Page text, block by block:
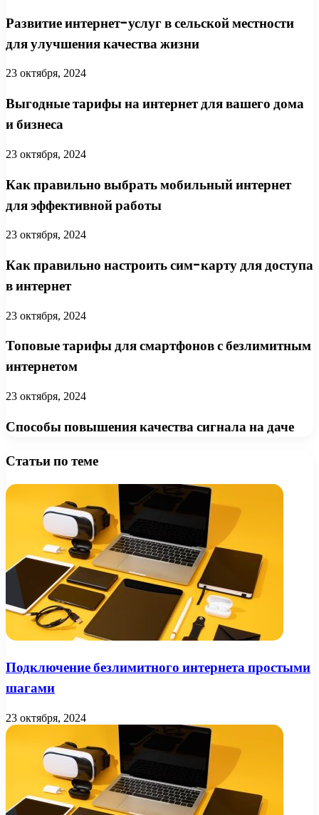
Развитие интернет-услуг в сельской местности
для улучшения качества жизни
23 октября, 2024
Выгодные тарифы на интернет для вашего дома
и бизнеса
23 октября, 2024
Как правильно выбрать мобильный интернет
для эффективной работы
23 октября, 2024
Как правильно настроить сим-карту для доступа
в интернет
23 октября, 2024
Топовые тарифы для смартфонов с безлимитным
интернетом
23 октября, 2024
Способы повышения качества сигнала на даче
Статьи по теме
Подключение безлимитного интернета простыми
шагами
23 октября, 2024